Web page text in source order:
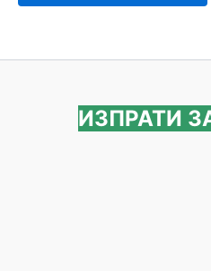
ИЗПРАТИ